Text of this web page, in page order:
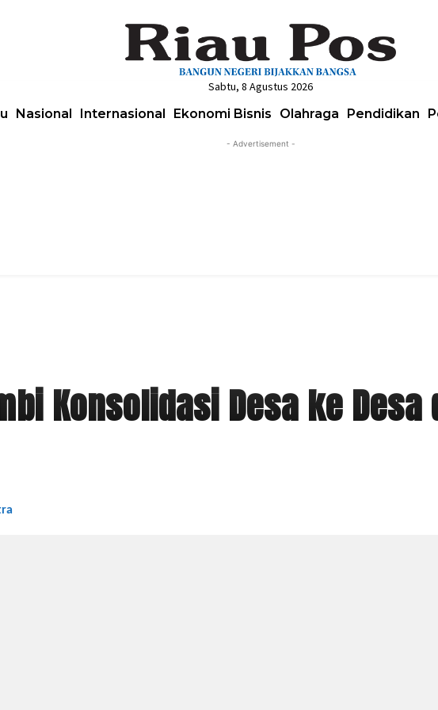
Sabtu, 8 Agustus 2026
Nasional Internasional Ekonomi Bisnis Olahraga Pendidikan
- Advertisement -
Konsolidasi Desa ke Desa